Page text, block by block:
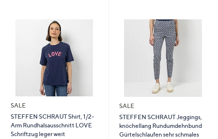
SALE
STEFFEN SCHRAUT Shirt, 1/2-
Arm Rundhalsausschnitt LOVE
Schriftzug leger weit
SALE
STEFFEN SCHRAUT Jeggings,
knöchellang Rundumdehnbund
Gürtelschlaufen sehr schmales